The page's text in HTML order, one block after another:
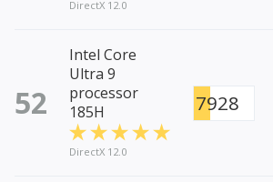
DirectX 12.0
52
Intel Core
Ultra 9
processor
185H
DirectX 12.0
7928